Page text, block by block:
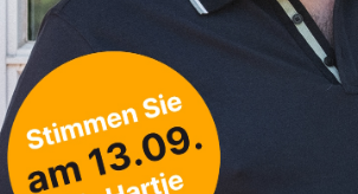
kommenden Wochen
Fraktion im Rat der
und
für Sie und die
Schulenberg